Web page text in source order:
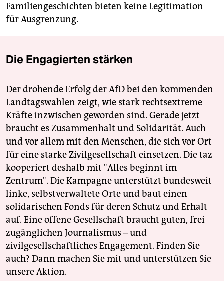
Familiengeschichten bieten keine Legitimation
für Ausgrenzung.
Die Engagierten stärken
Der drohende Erfolg der AfD bei den kommenden
Landtagswahlen zeigt, wie stark rechtsextreme
Kräfte inzwischen geworden sind. Gerade jetzt
braucht es Zusammenhalt und Solidarität. Auch
und vor allem mit den Menschen, die sich vor Ort
für eine starke Zivilgesellschaft einsetzen. Die taz
kooperiert deshalb mit "Alles beginnt im
Zentrum". Die Kampagne unterstützt bundesweit
linke, selbstverwaltete Orte und baut einen
solidarischen Fonds für deren Schutz und Erhalt
auf. Eine offene Gesellschaft braucht guten, frei
zugänglichen Journalismus – und
zivilgesellschaftliches Engagement. Finden Sie
auch? Dann machen Sie mit und unterstützen Sie
unsere Aktion.